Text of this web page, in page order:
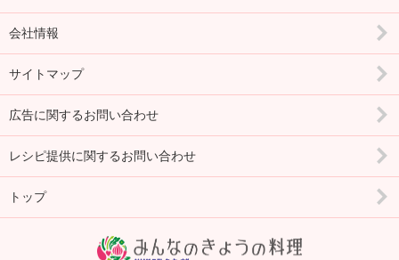
会社情報
サイトマップ
広告に関するお問い合わせ
レシピ提供に関するお問い合わせ
トップ